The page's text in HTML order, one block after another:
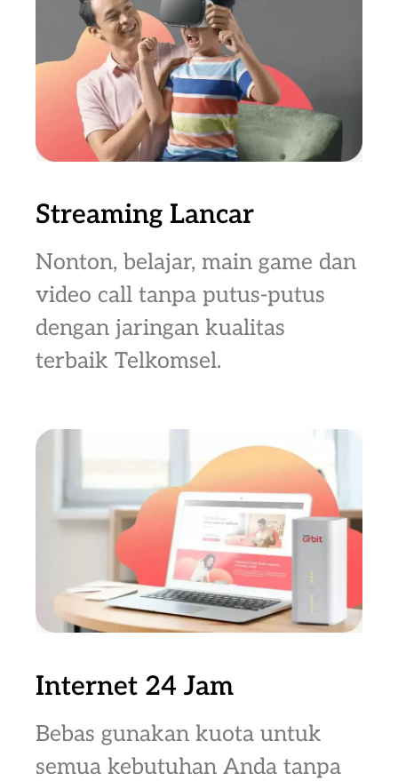
Streaming Lancar
Nonton, belajar, main game dan
video call tanpa putus-putus
dengan jaringan kualitas
terbaik Telkomsel.
Internet 24 Jam
Bebas gunakan kuota untuk
semua kebutuhan Anda tanpa